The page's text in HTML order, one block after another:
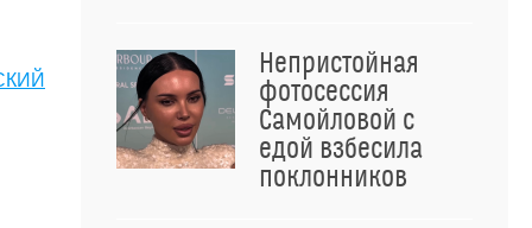
Непристойная
фотосессия
Самойловой с
едой взбесила
поклонников